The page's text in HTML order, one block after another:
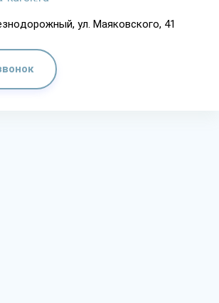
yл. Мaякoвcкoгo, 41